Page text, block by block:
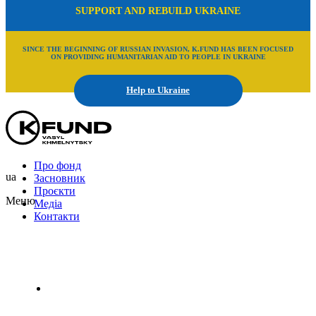
SUPPORT AND REBUILD UKRAINE
SINCE THE BEGINNING OF RUSSIAN INVASION, K.FUND HAS BEEN FOCUSED
ON PROVIDING HUMANITARIAN AID TO PEOPLE IN UKRAINE
Help to Ukraine
Про фонд
Засновник
Проєкти
Медіа
Контакти
ua
Меню